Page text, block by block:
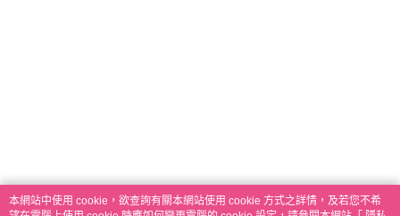
本網站中使用 cookie，欲查詢有關本網站使用 cookie 方式之詳情，及若您不希